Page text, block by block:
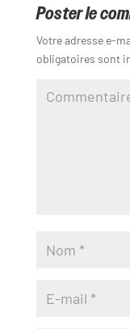
Poster le
Votre adresse e-
obligatoires sont